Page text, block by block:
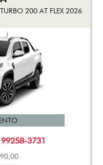
200 AT FLEX 2026